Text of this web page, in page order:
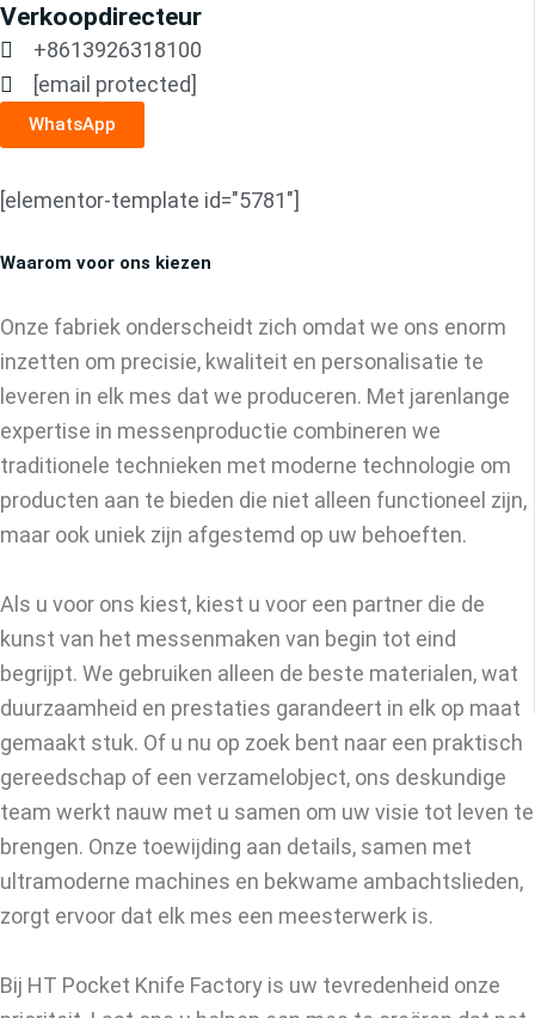
Verkoopdirecteur
+8613926318100
[email protected]
WhatsApp
[elementor-template id="5781"]
Waarom voor ons kiezen
Onze fabriek onderscheidt zich omdat we ons enorm
inzetten om precisie, kwaliteit en personalisatie te
leveren in elk mes dat we produceren. Met jarenlange
expertise in messenproductie combineren we
traditionele technieken met moderne technologie om
producten aan te bieden die niet alleen functioneel zijn,
maar ook uniek zijn afgestemd op uw behoeften.
Als u voor ons kiest, kiest u voor een partner die de
kunst van het messenmaken van begin tot eind
begrijpt. We gebruiken alleen de beste materialen, wat
duurzaamheid en prestaties garandeert in elk op maat
gemaakt stuk. Of u nu op zoek bent naar een praktisch
gereedschap of een verzamelobject, ons deskundige
team werkt nauw met u samen om uw visie tot leven te
brengen. Onze toewijding aan details, samen met
ultramoderne machines en bekwame ambachtslieden,
zorgt ervoor dat elk mes een meesterwerk is.
Bij HT Pocket Knife Factory is uw tevredenheid onze